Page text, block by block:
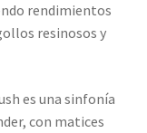
rendimientos
resinosos y
es una sinfonía
con matices